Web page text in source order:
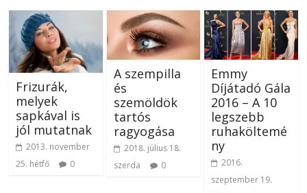
Frizurák,
melyek
sapkával is
jól mutatnak
2013. november
25. hétfő
0
A szempilla
és
szemöldök
tartós
ragyogása
2018. július 18.
szerda
0
Emmy
Díjátadó Gála
2016 – A 10
legszebb
ruhaköltemé
ny
2016.
szeptember 19.